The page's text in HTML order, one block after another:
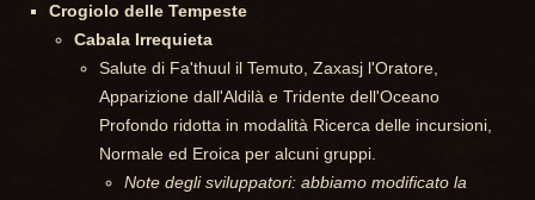
Crogiolo delle Tempeste
Cabala Irrequieta
Salute di Fa'thuul il Temuto, Zaxasj l'Oratore,
Apparizione dall'Aldilà e Tridente dell'Oceano
Profondo ridotta in modalità Ricerca delle incursioni,
Normale ed Eroica per alcuni gruppi.
Note degli sviluppatori: abbiamo modificato la